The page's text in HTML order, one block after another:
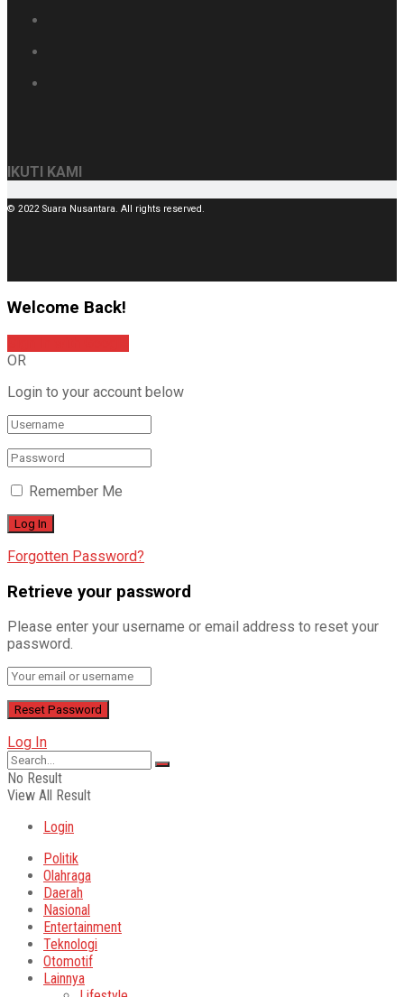
IKUTI KAMI
© 2022 Suara Nusantara. All rights reserved.
Welcome Back!
OR
Login to your account below
Remember Me
Forgotten Password?
Retrieve your password
Please enter your username or email address to reset your
password.
Log In
No Result
View All Result
Login
Politik
Olahraga
Daerah
Nasional
Entertainment
Teknologi
Otomotif
Lainnya